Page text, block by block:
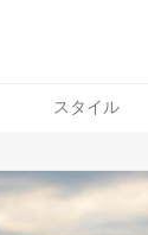
スタイル